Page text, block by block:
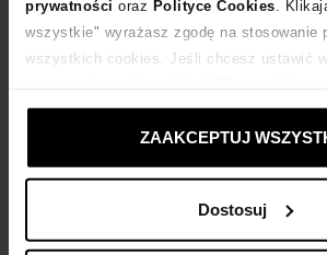
prywatności oraz Polityce Cookies .
wszystkie" wyrażasz zgodę na stosowanie
wszystkich cookies. Jeśli chcesz ustawić
ustawienia prywatności.
ZAAKCEPTUJ
Dostosuj
Dostawa
+72 punktówzyskujesz w Klubie Korzyści
Kup teraz, Zapłać później!